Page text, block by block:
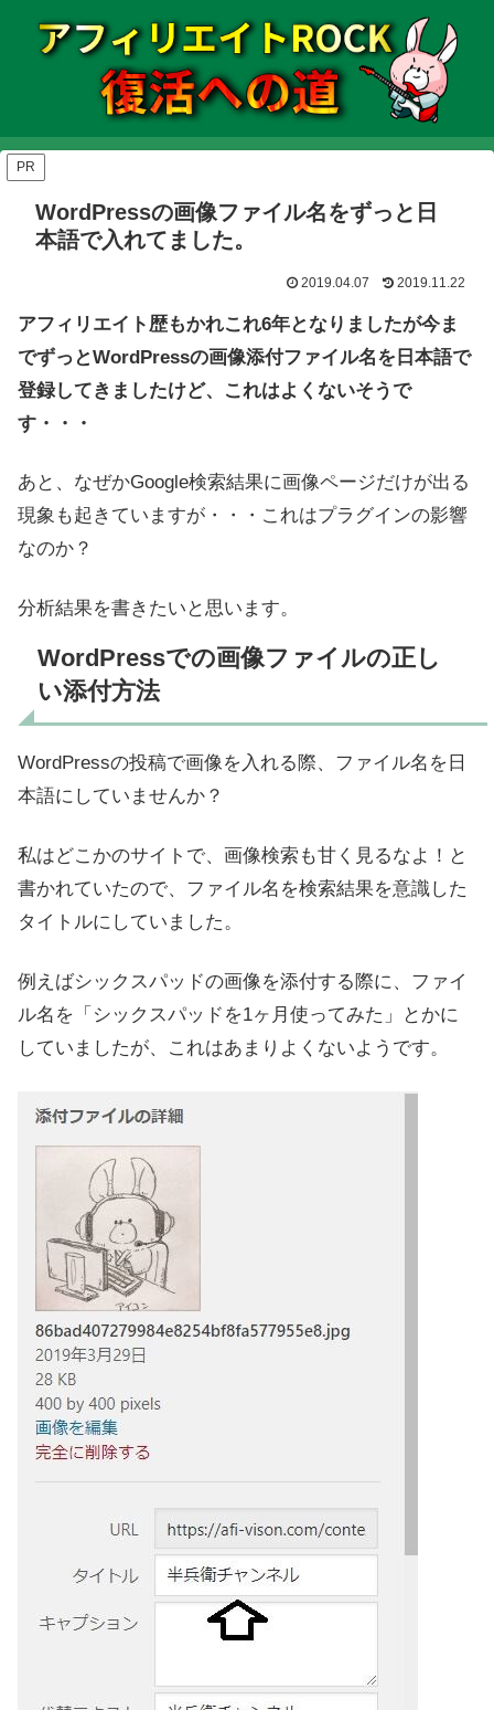
PR
WordPressの画像ファイル名をずっと日
本語で入れてました。
2019.04.07 2019.11.22
アフィリエイト歴もかれこれ6年となりましたが今ま
でずっとWordPressの画像添付ファイル名を日本語で
登録してきましたけど、これはよくないそうで
す・・・
あと、なぜかGoogle検索結果に画像ページだけが出る
現象も起きていますが・・・これはプラグインの影響
なのか？
分析結果を書きたいと思います。
WordPressでの画像ファイルの正し
い添付方法
WordPressの投稿で画像を入れる際、ファイル名を日
本語にしていませんか？
私はどこかのサイトで、画像検索も甘く見るなよ！と
書かれていたので、ファイル名を検索結果を意識した
タイトルにしていました。
例えばシックスパッドの画像を添付する際に、ファイ
ル名を「シックスパッドを1ヶ月使ってみた」とかに
していましたが、これはあまりよくないようです。